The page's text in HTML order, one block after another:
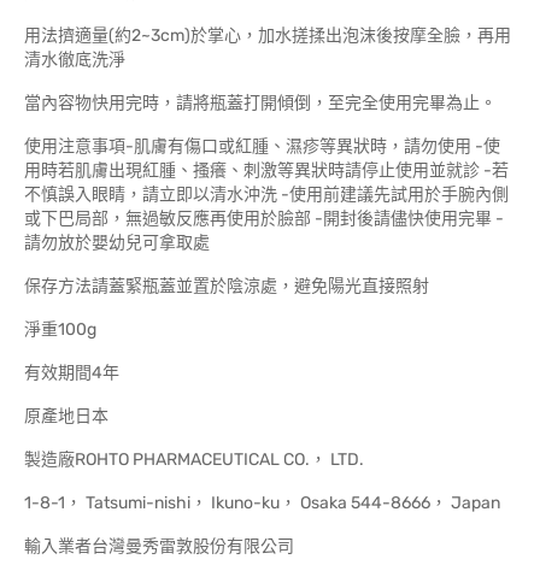
用法擠適量(約2~3cm)於掌心，加水搓揉出泡沫後按摩全臉，再用
清水徹底洗淨
當內容物快用完時，請將瓶蓋打開傾倒，至完全使用完畢為止。
使用注意事項-肌膚有傷口或紅腫、濕疹等異狀時，請勿使用 -使
用時若肌膚出現紅腫、搔癢、刺激等異狀時請停止使用並就診 -若
不慎誤入眼睛，請立即以清水沖洗 -使用前建議先試用於手腕內側
或下巴局部，無過敏反應再使用於臉部 -開封後請儘快使用完畢 -
請勿放於嬰幼兒可拿取處
保存方法請蓋緊瓶蓋並置於陰涼處，避免陽光直接照射
淨重100g
有效期間4年
原產地日本
製造廠ROHTO PHARMACEUTICAL CO.， LTD.
1-8-1， Tatsumi-nishi， Ikuno-ku， Osaka 544-8666， Japan
輸入業者台灣曼秀雷敦股份有限公司